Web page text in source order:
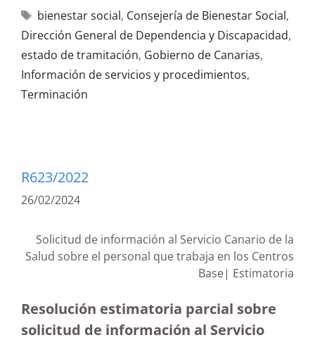
bienestar social, Consejería de Bienestar Social,
Dirección General de Dependencia y Discapacidad,
estado de tramitación, Gobierno de Canarias,
Información de servicios y procedimientos,
Terminación
R623/2022
26/02/2024
Solicitud de información al Servicio Canario de la
Salud sobre el personal que trabaja en los Centros
Base| Estimatoria
Resolución estimatoria parcial sobre
solicitud de información al Servicio